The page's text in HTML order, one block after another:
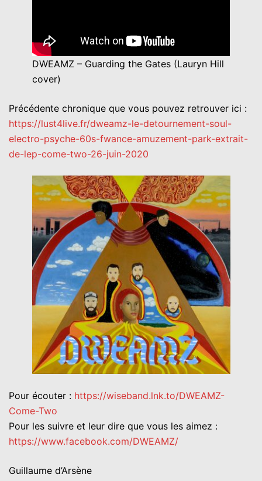
DWEAMZ – Guarding the Gates (Lauryn Hill
cover)
Précédente chronique que vous pouvez retrouver ici :
https://lust4live.fr/dweamz-le-detournement-soul-
electro-psyche-60s-fwance-amuzement-park-extrait-
de-lep-come-two-26-juin-2020
Pour écouter : https://wiseband.lnk.to/DWEAMZ-
Come-Two
Pour les suivre et leur dire que vous les aimez :
https://www.facebook.com/DWEAMZ/
Guillaume d’Arsène